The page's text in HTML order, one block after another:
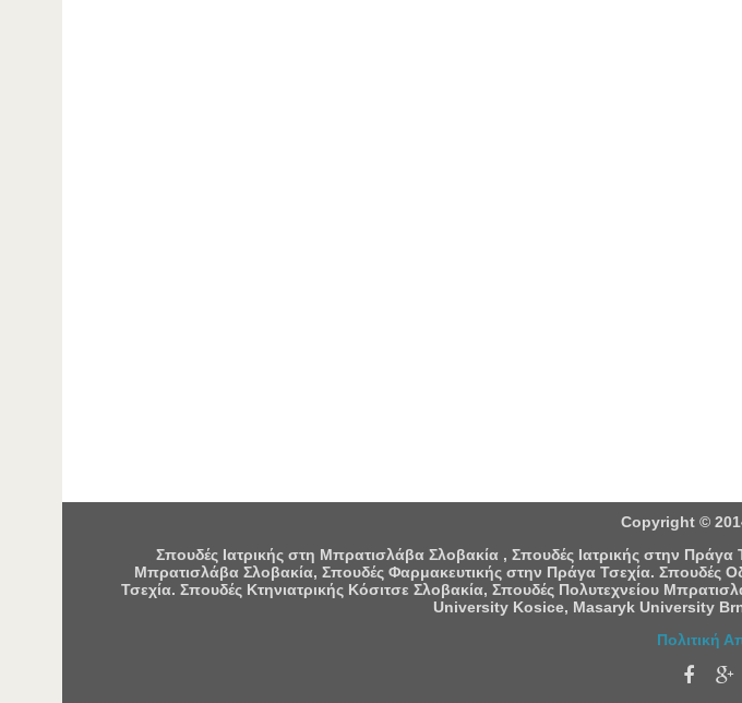
Copyright ©
Σπουδές Ιατρικής στη Μπρατισλάβα Σλοβακία , Σπουδές Ιατρικής στην
Μπρατισλάβα Σλοβακία, Σπουδές Φαρμακευτικής στην Πράγα Τσεχία. Σπουδές
Τσεχία. Σπουδές Κτηνιατρικής Κόσιτσε Σλοβακία, Σπουδές Πολυτεχνείου
University Kosice, Masaryk University
Πολιτική